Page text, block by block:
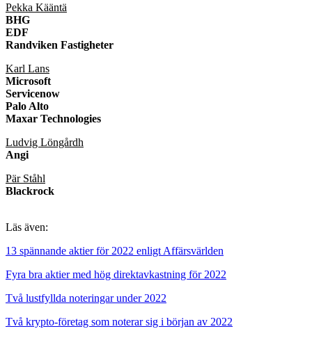
Pekka Kääntä
BHG
EDF
Randviken Fastigheter
Karl Lans
Microsoft
Servicenow
Palo Alto
Maxar Technologies
Ludvig Löngårdh
Angi
Pär Ståhl
Blackrock
Läs även:
13 spännande aktier för 2022 enligt Affärsvärlden
Fyra bra aktier med hög direktavkastning för 2022
Två lustfyllda noteringar under 2022
Två krypto-företag som noterar sig i början av 2022